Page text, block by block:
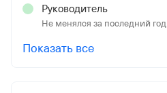
Руководитель
Не менялся за последний год
Показать все